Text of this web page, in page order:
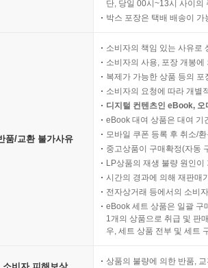
단, 당일 00시~13시 사이의
박스 포장은 택배 배송이
품/교환 불가사유
소비자의 책임 있는 사유로
소비자의 사용, 포장 개봉
복제가 가능한 상품 등의
소비자의 요청에 따라 개별
디지털 컨텐츠인 eBook,
eBook 대여 상품은 대여 기
모바일 쿠폰 등록 후 취소/
중고상품이 구매확정(자동
LP상품의 재생 불량 원인
시간의 경과에 의해 재판매
전자상거래 등에서의 소비
eBook 세트 상품은 일괄 구
1개의 상품으로 취급 및 판
우, 세트 상품 전부 및 세트
상품의 불량에 의한 반품,